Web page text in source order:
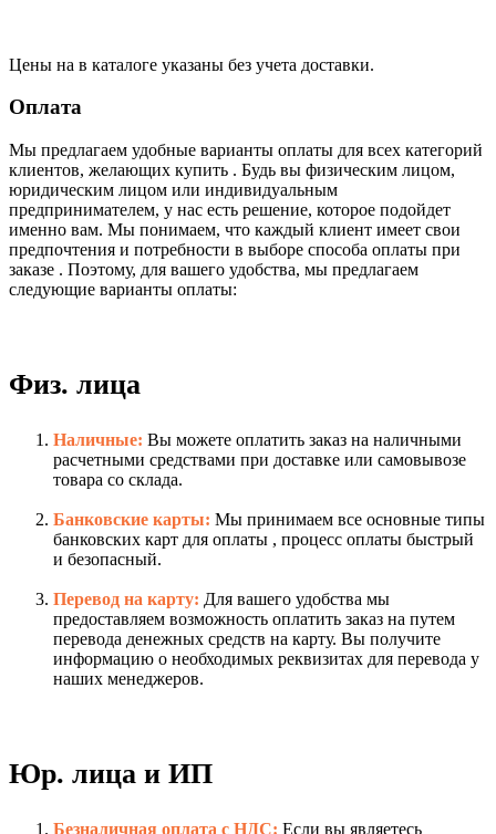
Цены на в каталоге указаны без учета доставки.
Оплата
Мы предлагаем удобные варианты оплаты для всех категорий
клиентов, желающих купить . Будь вы физическим лицом,
юридическим лицом или индивидуальным
предпринимателем, у нас есть решение, которое подойдет
именно вам. Мы понимаем, что каждый клиент имеет свои
предпочтения и потребности в выборе способа оплаты при
заказе . Поэтому, для вашего удобства, мы предлагаем
следующие варианты оплаты:
Физ. лица
Наличные: Вы можете оплатить заказ на наличными
расчетными средствами при доставке или самовывозе
товара со склада.
Банковские карты: Мы принимаем все основные типы
банковских карт для оплаты , процесс оплаты быстрый
и безопасный.
Перевод на карту: Для вашего удобства мы
предоставляем возможность оплатить заказ на путем
перевода денежных средств на карту. Вы получите
информацию о необходимых реквизитах для перевода у
наших менеджеров.
Юр. лица и ИП
Безналичная оплата с НДС: Если вы являетесь